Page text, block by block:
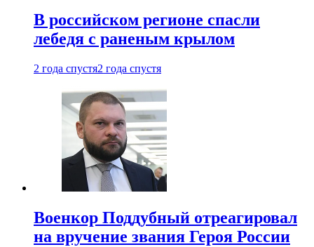
В российском регионе спасли
лебедя с раненым крылом
2 года спустя2 года спустя
Военкор Поддубный отреагировал
на вручение звания Героя России